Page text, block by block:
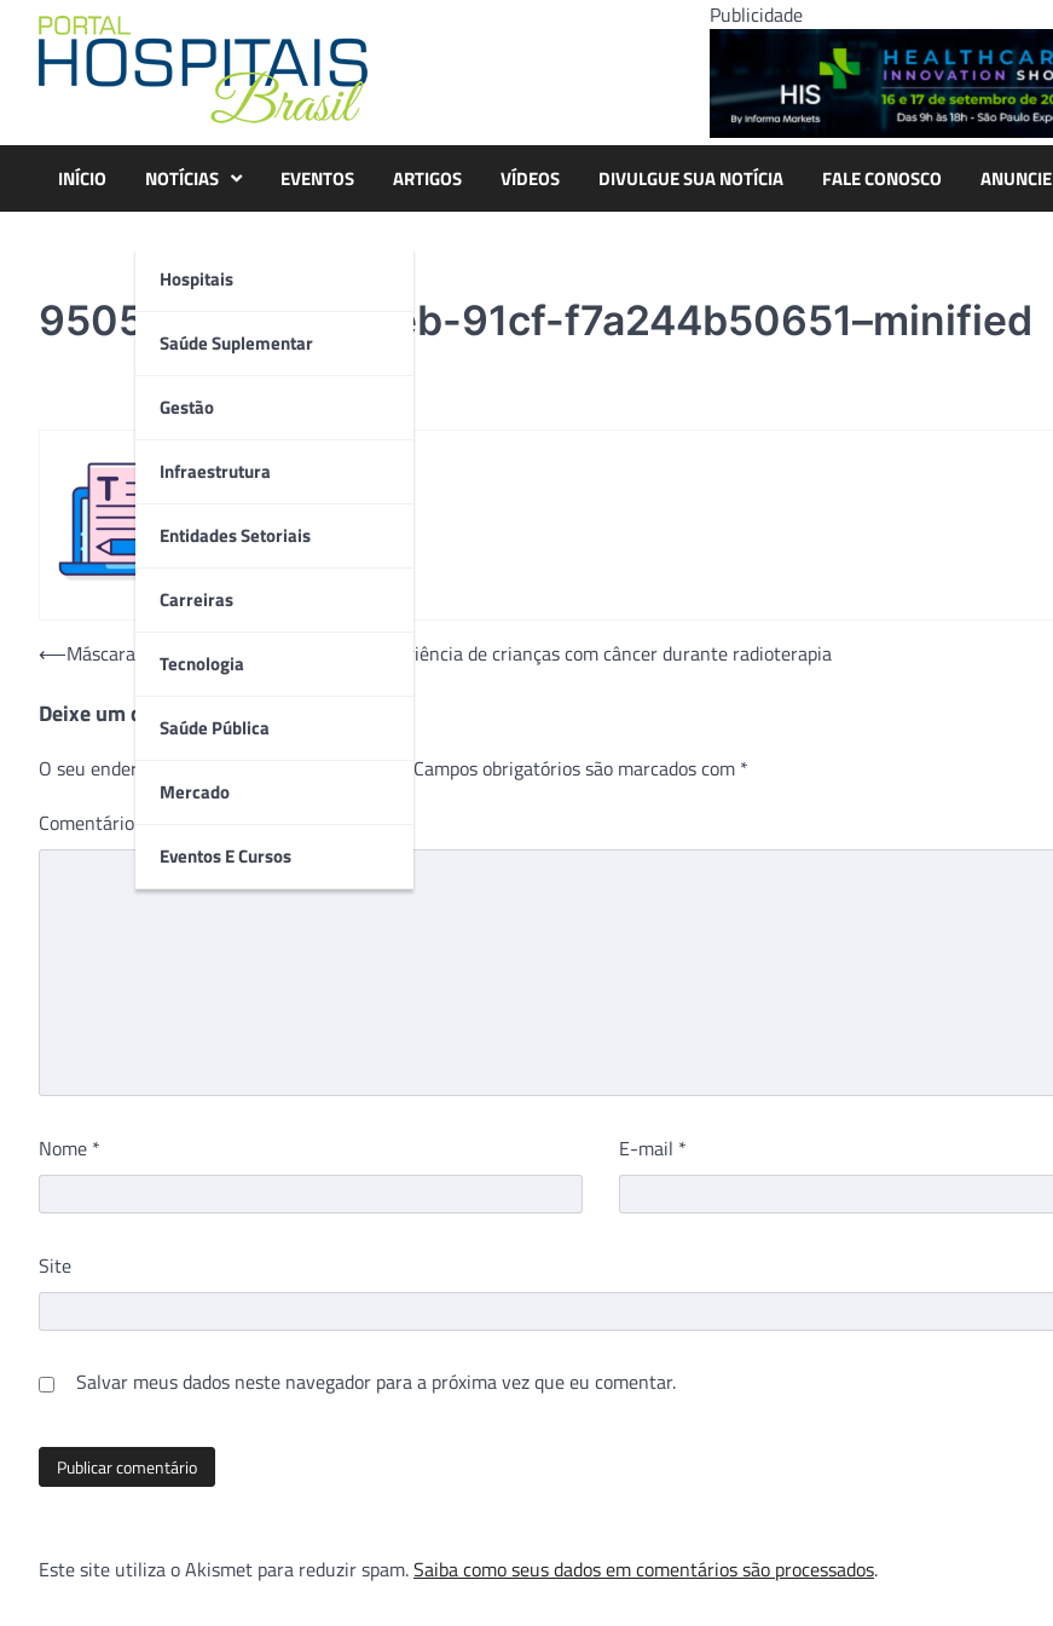
content
Publicidade
INÍCIO NOTÍCIAS
Hospitais
Saúde Suplementar
Gestão
Infraestrutura
Entidades Setoriais
Carreiras
Tecnologia
Saúde Pública
Mercado
Eventos E Cursos
EVENTOS ARTIGOS VÍDEOS DIVULGUE SUA NOTÍCIA FALE CONOSCO ANUNCIE
9505f7f0-12e1-11eb-91cf-f7a244b50651–minified
Navegação
Post
⟵Máscaras de personagens melhoram experiência de crianças com câncer durante radioterapia
Deixe um comentário
O seu endereço de e-mail não será publicado. Campos obrigatórios são marcados com *
Comentário
Nome * E-mail *
Site
Salvar meus dados neste navegador para a próxima vez que eu comentar.
Este site utiliza o Akismet para reduzir spam.Saiba como seus dados em comentários são processados.